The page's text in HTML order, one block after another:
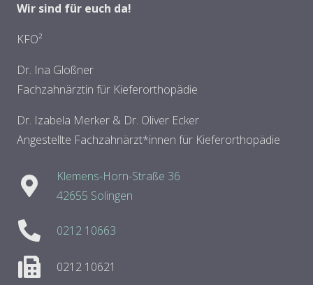
Wir sind für euch da!
KFO²
Dr. Ina Gloßner
Fachzahnärztin für Kieferorthopädie
Dr. Izabela Merker & Dr. Oliver Ecker
Angestellte Fachzahnärzt*innen für Kieferorthopädie
Klemens-Horn-Straße 36
42655 Solingen
0212 10663
0212 10621